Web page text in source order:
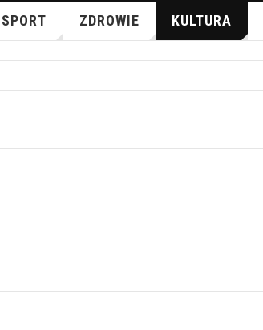
SPORT ZDROWIE KULTURA